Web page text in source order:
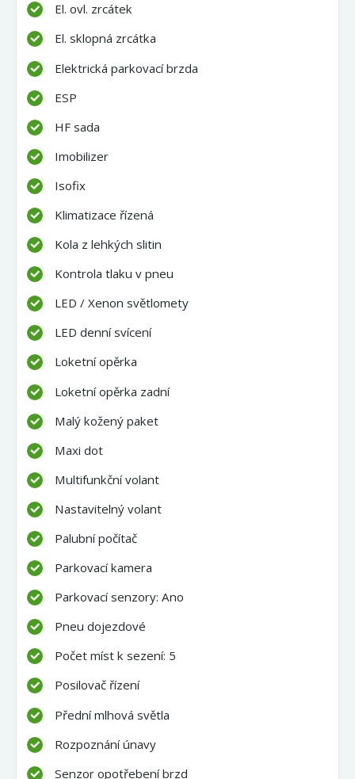
El. ovl. zrcátek
El. sklopná zrcátka
Elektrická parkovací brzda
ESP
HF sada
Imobilizer
Isofix
Klimatizace řízená
Kola z lehkých slitin
Kontrola tlaku v pneu
LED / Xenon světlomety
LED denní svícení
Loketní opěrka
Loketní opěrka zadní
Malý kožený paket
Maxi dot
Multifunkční volant
Nastavitelný volant
Palubní počítač
Parkovací kamera
Parkovací senzory: Ano
Pneu dojezdové
Počet míst k sezení: 5
Posilovač řízení
Přední mlhová světla
Rozpoznání únavy
Senzor opotřebení brzd